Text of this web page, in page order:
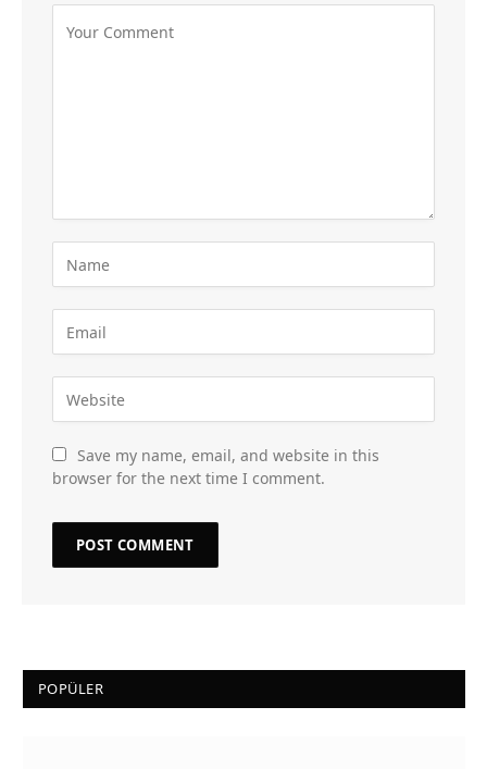
Save my name, email, and website in this
browser for the next time I comment.
POPÜLER